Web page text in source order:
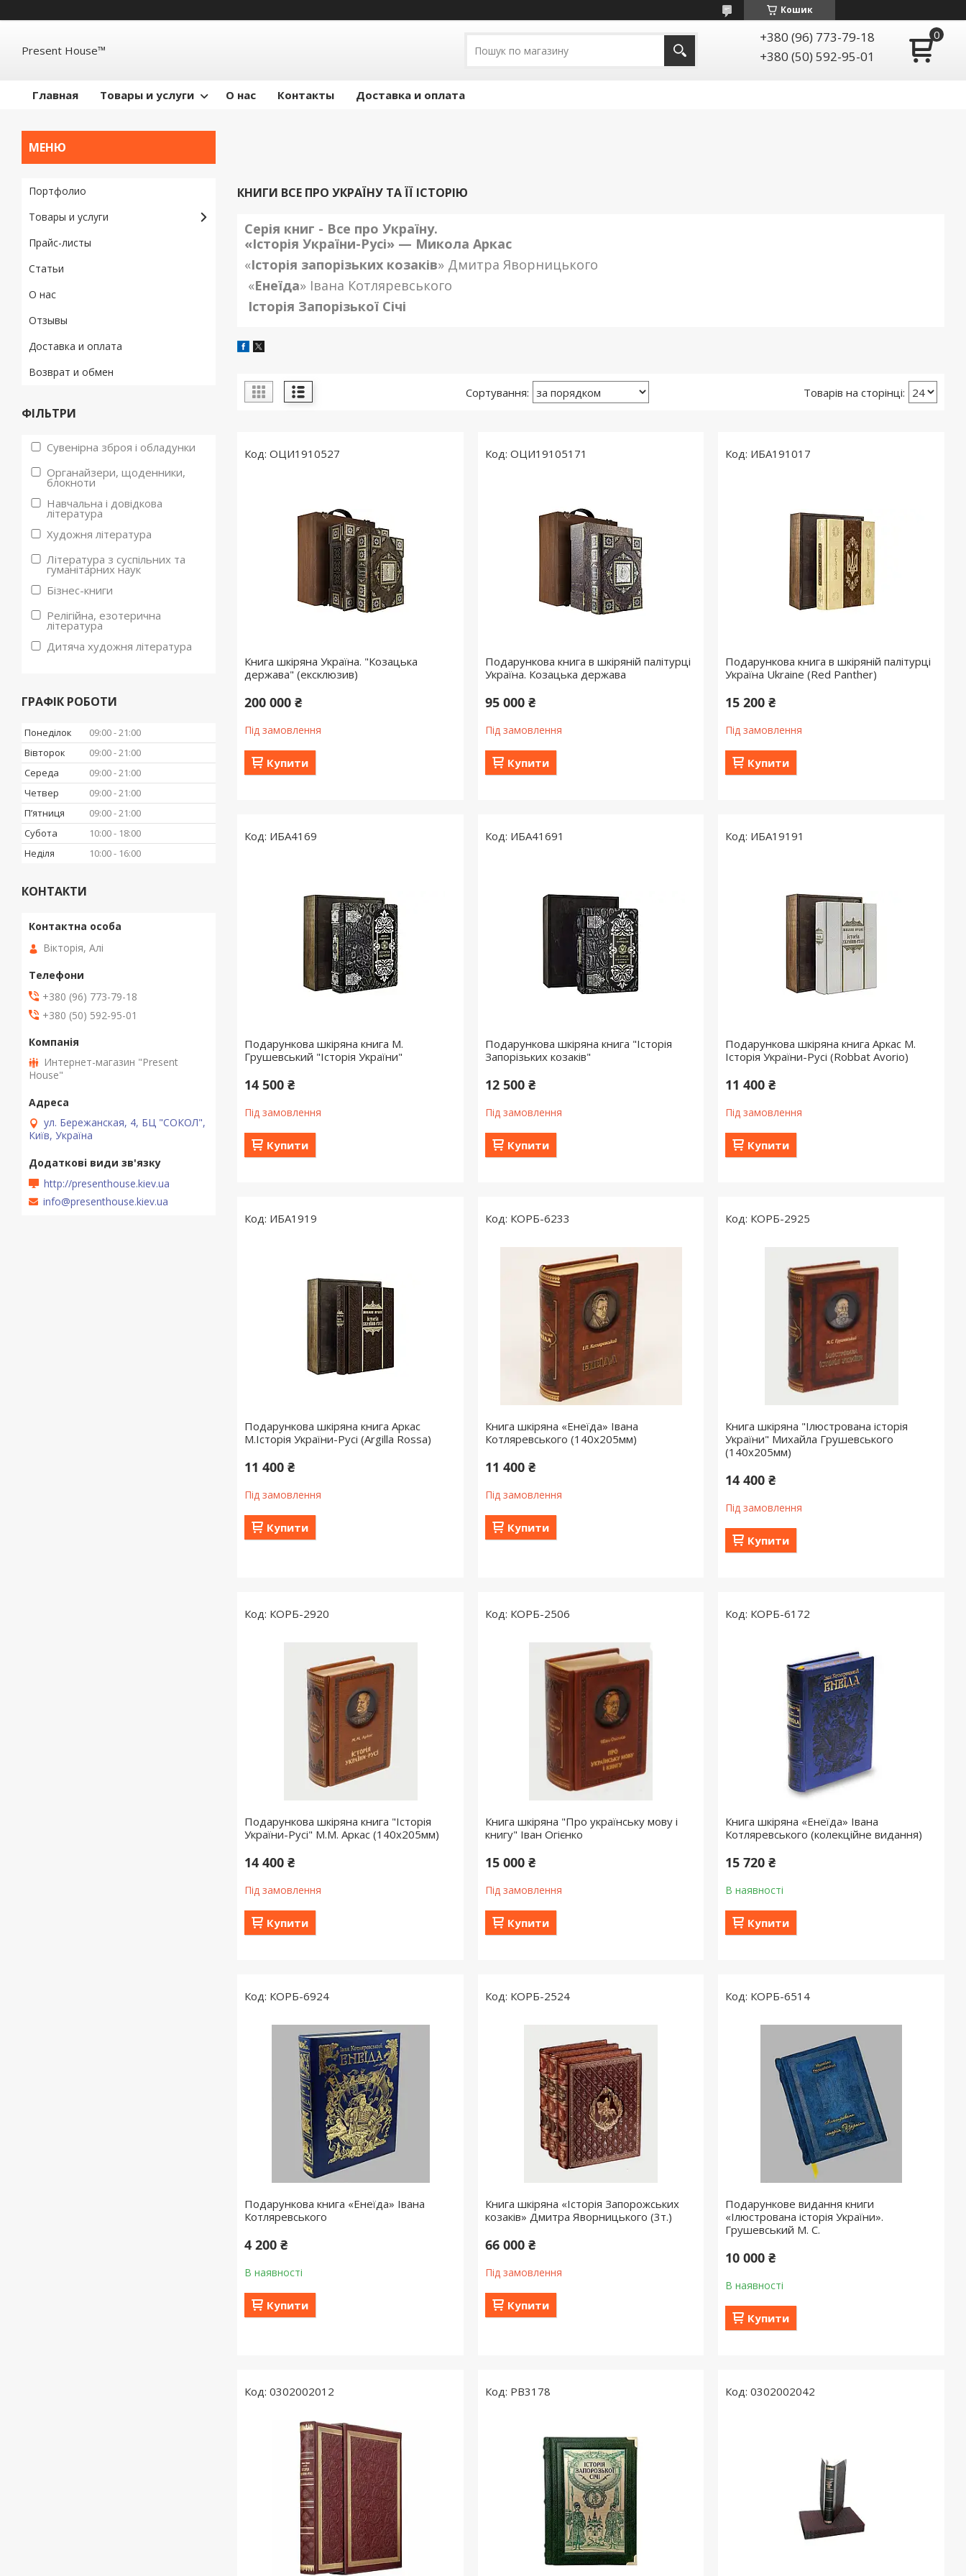
Кошик
Present House™
+380 (96) 773-79-18
+380 (50) 592-95-01
Главная Товары и услуги О нас Контакты Доставка и оплата
КНИГИ ВСЕ ПРО УКРАЇНУ ТА ЇЇ ІСТОРІЮ
Серія книг - Все про Україну.
«Історія України-Русі» — Микола Аркас
«Історія запорізьких козаків» Дмитра Яворницького
«Енеїда» Івана Котляревського
Історія Запорізької Січі
ОЦИ1910527
Книга шкіряна Україна. "Козацька
держава" (ексклюзив)
200 000 ₴
Під замовлення
Купити
ОЦИ19105171
Подарункова книга в шкіряній палітурці
Україна. Козацька держава
95 000 ₴
Під замовлення
Купити
ИБА191017
Подарункова книга в шкіряній палітурці
Україна Ukraine (Red Panther)
15 200 ₴
Під замовлення
Купити
ИБА4169
Подарункова шкіряна книга М.
Грушевський "Історія України"
14 500 ₴
Під замовлення
Купити
ИБА41691
Подарункова шкіряна книга "Історія
Запорізьких козаків"
12 500 ₴
Під замовлення
Купити
ИБА19191
Подарункова шкіряна книга Аркас М.
Історія України-Русі (Robbat Avorio)
11 400 ₴
Під замовлення
Купити
ИБА1919
Подарункова шкіряна книга Аркас
М.Історія України-Русі (Argilla Rossa)
11 400 ₴
Під замовлення
Купити
КОРБ-6233
Книга шкіряна «Енеїда» Івана
Котляревського (140х205мм)
11 400 ₴
Під замовлення
Купити
КОРБ-2925
Книга шкіряна "Ілюстрована історія
України" Михайла Грушевського
(140х205мм)
14 400 ₴
Під замовлення
Купити
КОРБ-2920
Подарункова шкіряна книга "Історія
України-Русі" М.М. Аркас (140х205мм)
14 400 ₴
Під замовлення
Купити
КОРБ-2506
Книга шкіряна "Про українську мову і
книгу" Іван Огієнко
15 000 ₴
Під замовлення
Купити
КОРБ-6172
Книга шкіряна «Енеїда» Івана
Котляревського (колекційне видання)
15 720 ₴
В наявності
Купити
КОРБ-6924
Подарункова книга «Енеїда» Івана
Котляревського
4 200 ₴
В наявності
Купити
КОРБ-2524
Книга шкіряна «Історія Запорожських
козаків» Дмитра Яворницького (3т.)
66 000 ₴
Під замовлення
Купити
КОРБ-6514
Подарункове видання книги
«Ілюстрована історія України».
Грушевський М. С.
10 000 ₴
В наявності
Купити
0302002012 PB3178 0302002042
Портфолио
Товары и услуги
Прайс-листы
Статьи
О нас
Отзывы
Доставка и оплата
Возврат и обмен
ФІЛЬТРИ
Сувенірна зброя і обладунки
Органайзери, щоденники,
блокноти
Навчальна і довідкова
література
Художня література
Література з суспільних та
гуманітарних наук
Бізнес-книги
Релігійна, езотерична
література
Дитяча художня література
ГРАФІК РОБОТИ
Понеділок 09:00 21:00
Вівторок
09:00 21:00
Середа
09:00 21:00
Четвер
09:00 21:00
Пʼятниця
09:00 21:00
Субота
10:00
18:00
Неділя
10:00 16:00
КОНТАКТИ
Вікторія, Алі
+380 (96) 773-79-18
+380 (50) 592-95-01
Интернет-магазин "Present
House"
ул. Бережанская, 4, БЦ "СОКОЛ",
Київ, Україна
http://presenthouse.kiev.ua
info@presenthouse.kiev.ua